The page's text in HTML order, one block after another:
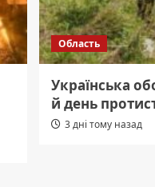
Область
Українська
й день
3 дні тому назад